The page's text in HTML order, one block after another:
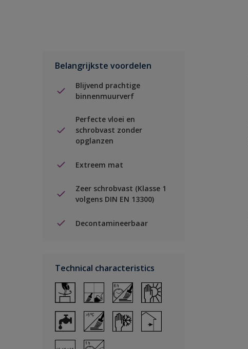
Belangrijkste voordelen
Blijvend prachtige
binnenmuurverf
Perfecte vloei en
schrobvast zonder
opglanzen
Extreem mat
Zeer schrobvast (Klasse 1
volgens DIN EN 13300)
Decontamineerbaar
Technical characteristics